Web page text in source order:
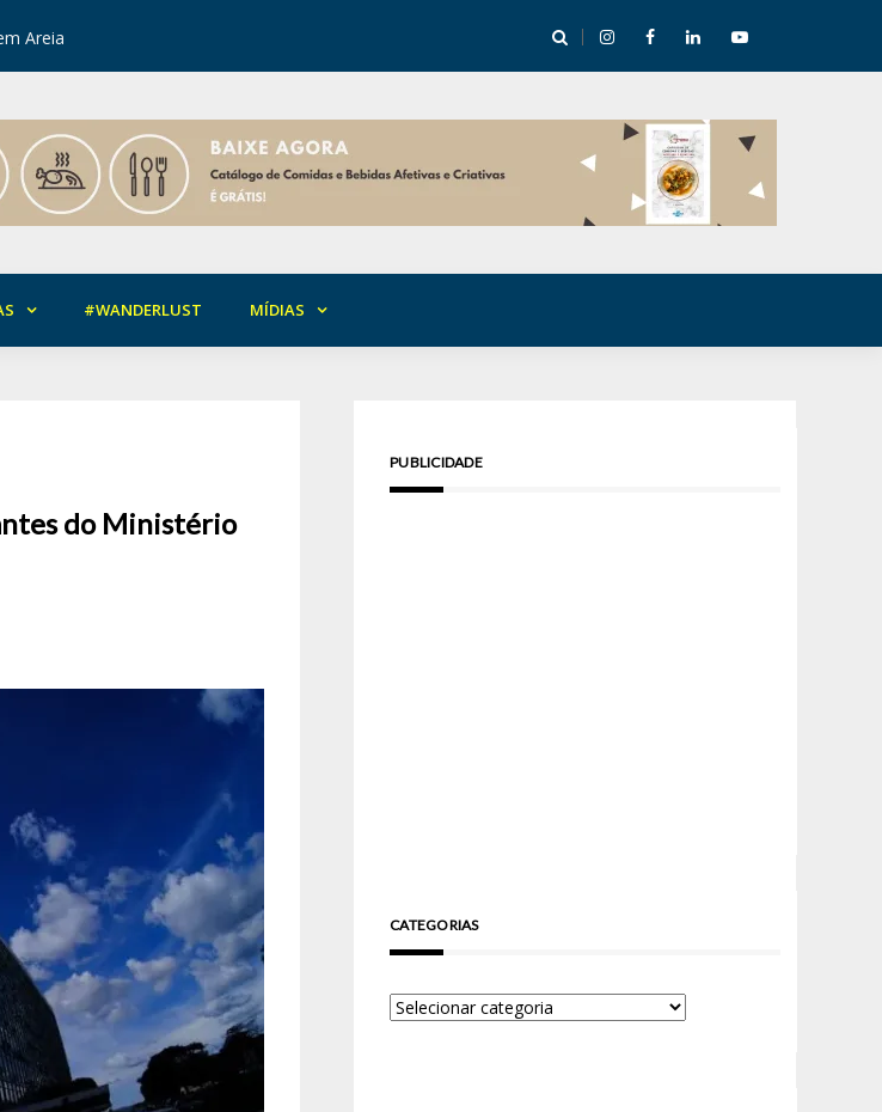
Areia Mirian Rocha abre mentoria de storytelling com 10 vagas
#WANDERLUST MÍDIAS
do Ministério
PUBLICIDADE
CATEGORIAS